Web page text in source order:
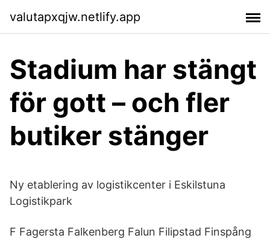
valutapxqjw.netlify.app
Stadium har stängt
för gott – och fler
butiker stänger
Ny etablering av logistikcenter i Eskilstuna
Logistikpark
F Fagersta Falkenberg Falun Filipstad Finspång